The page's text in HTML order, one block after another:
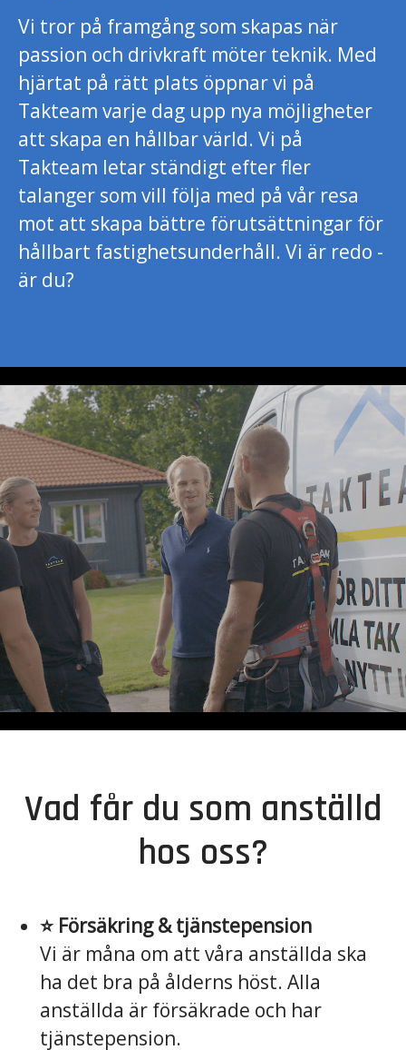
Vi tror på framgång som skapas när
passion och drivkraft möter teknik. Med
hjärtat på rätt plats öppnar vi på
Takteam varje dag upp nya möjligheter
att skapa en hållbar värld. Vi på
Takteam letar ständigt efter fler
talanger som vill följa med på vår resa
mot att skapa bättre förutsättningar för
hållbart fastighetsunderhåll. Vi är redo -
är du?
Vad får du som anställd
hos oss?
⭐️ Försäkring & tjänstepension
Vi är måna om att våra anställda ska
ha det bra på ålderns höst. Alla
anställda är försäkrade och har
tjänstepension.